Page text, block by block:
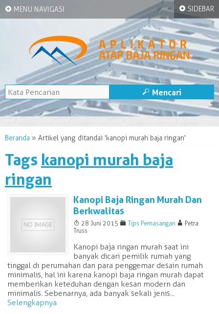
+ MENU NAVIGASI
M Mencari
Beranda » Artikel yang ditandai 'kanopi murah baja ringan'
Tags kanopi murah baja
ringan
Kanopi Baja Ringan Murah Dan
Berkwalitas
T 28 Juni 2015 F Tips Pemasangan A Petra
Truss
Kanopi baja ringan murah saat ini
banyak dicari pemilik rumah yang
tinggal di perumahan dan para penggemar desain rumah
minimalis, hal ini karena kanopi baja ringan murah dapat
memberikan keteduhan dengan kesan modern dan
minimalis. Sebenarnya, ada banyak sekali jenis...
Selengkapnya
+ SIDEBAR